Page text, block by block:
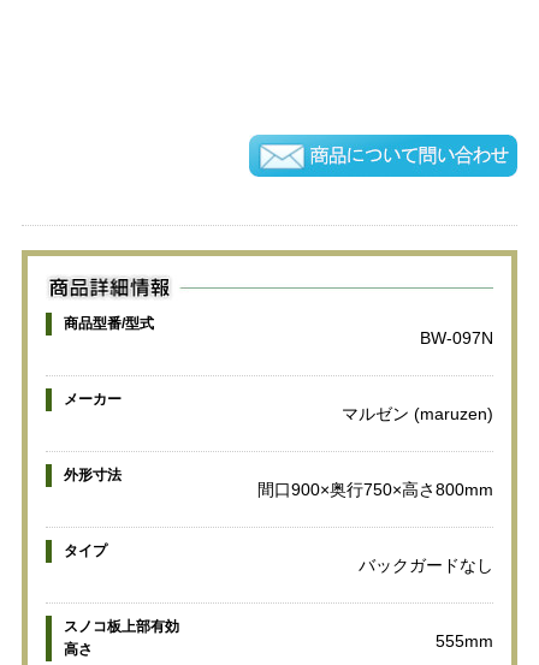
商品型番/型式
BW-097N
メーカー
マルゼン (maruzen)
外形寸法
間口900×奥行750×高さ800mm
タイプ
バックガードなし
スノコ板上部有効
高さ
555mm